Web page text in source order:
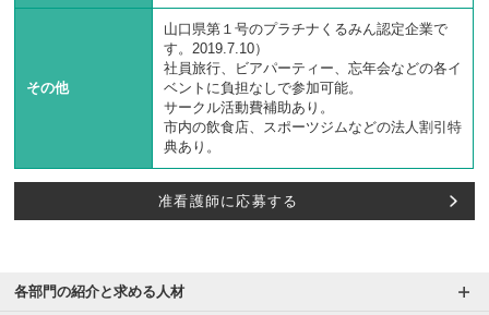
その他
山口県第１号のプラチナくるみん認定企業で
す。2019.7.10）
社員旅行、ビアパーティー、忘年会などの各イ
ベントに負担なしで参加可能。
サークル活動費補助あり。
市内の飲食店、スポーツジムなどの法人割引特
典あり。
准看護師に応募する
各部門の紹介と求める人材